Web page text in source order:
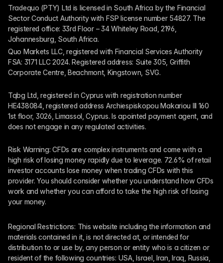
Tradequo (PTY) Ltd is licensed in South Africa by the Financial
Sector Conduct Authority with FSP license number 54827. The
registered office: 33rd Floor – 34 Whiteley Road, 2196,
Johannesburg, South Africa.
Quo Markets LLC, registered with Financial Services Authority
FSA: 3171 LLC 2024. Registered address: Suite 305, Griffith
Corporate Centre, Beachmont, Kingstown, SVG.
Tqbg Ltd, registered in Cyprus with registration number
HE438084, registered address Archiespiskopou Makariou III 160
1st floor, 3026, Limassol, Cyprus. Is apointed payment agent, and
does not engage in any regulated activities.
Risk Warning: CFDs are complex instruments and come with a
high risk of losing money rapidly due to leverage. 72.6% of retail
investor accounts lose money when trading CFDs with this
provider. You should consider whether you understand how CFDs
work and whether you can afford to take the high risk of losing
your money.
Regional Restrictions: This website including the information and
materials contained in it, is not directed at, or intended for
distribution to or use by, any person or entity who is a citizen or
resident of the following countries: USA, Israel, Iran, Iraq, Russia,